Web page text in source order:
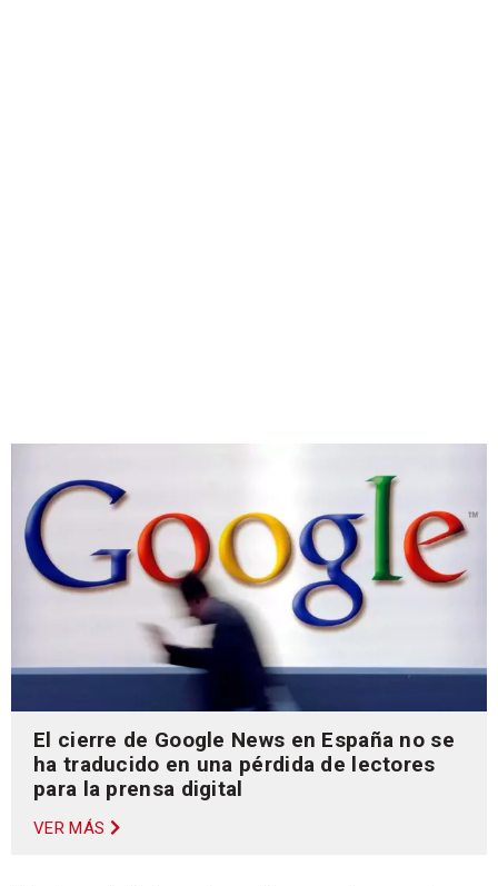
El cierre de Google News en España no se
ha traducido en una pérdida de lectores
para la prensa digital
VER MÁS